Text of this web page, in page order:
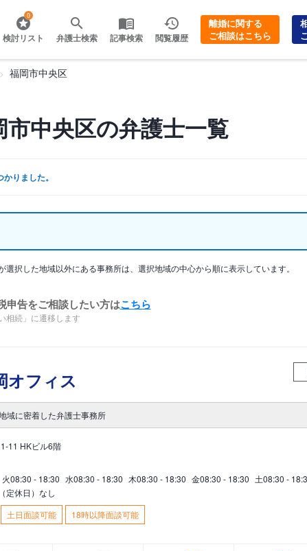
0
検討リスト 弁護士検索 記事検索 閲覧履歴
離婚に関する
ご相談はこちら
福岡市中央区
中央区の弁護士一覧
りました。
択した地域以外にある事務所は、選択地域の中心から順に表示しています。
申告をご相談したい方はこちら
相続」に遷移します
オフィス
域に密着した弁護士事務所
11 HKビル6階
火08:30 - 18:30 水08:30 - 18:30 木08:30 - 18:30 金08:30 - 18:30 土08:30 -
（定休日）なし
土日面談可能 18時以降面談可能